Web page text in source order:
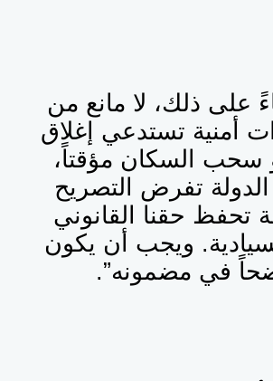
على ذلك، لا مانع من
أمنية تستدعي إغلاق
سحب السكان مؤقتاً،
تفرض التصريح
تحفظ حقنا القانوني
ويجب أن يكون
في مضمونه”.